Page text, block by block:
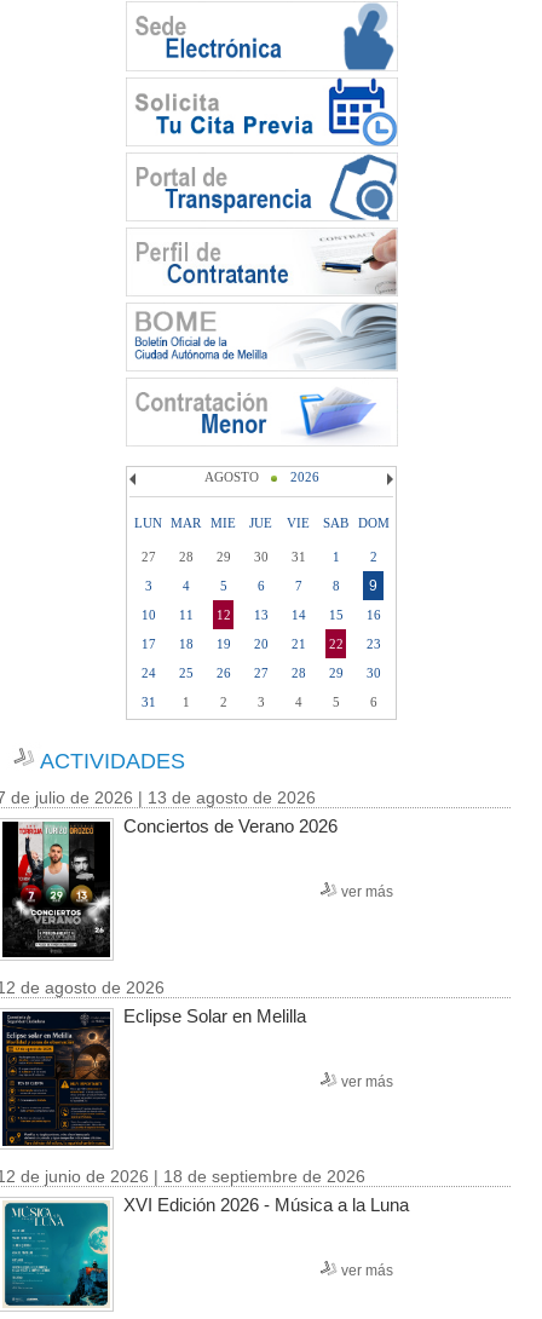
AGOSTO 2026
LUN MAR MIE JUE VIE SAB DOM
27 28 29 30 31 1
2
3
4 5 6 7 8 9
10 11 12 13 14 15
16
17
18 19 20 21 22
23
24
25 26 27 28 29
30
31
1 2 3 4 5 6
ACTIVIDADES
de julio de 2026 | 13 de agosto de 2026
Conciertos de Verano 2026
ver más
de agosto de 2026
Eclipse Solar en Melilla
ver más
de junio de 2026 | 18 de septiembre de 2026
XVI Edición 2026 - Música a la Luna
ver más